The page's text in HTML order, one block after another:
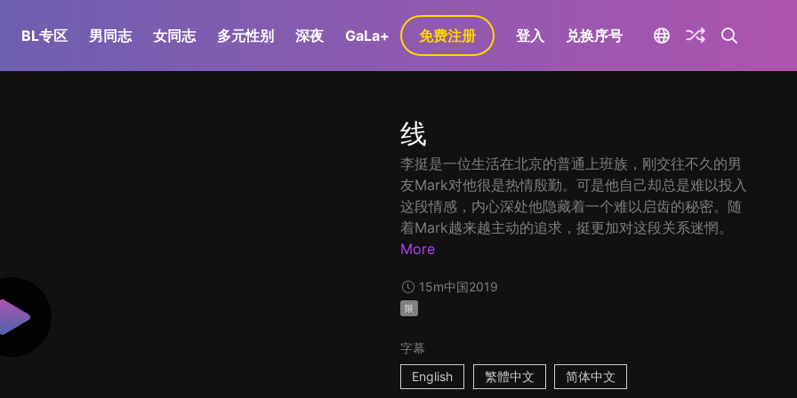
BL专区 男同志 女同志 多元性别 深夜 GaLa+ 免费注册 登入 兑换序号
线
李挺是一位生活在北京的普通上班族，刚交往不久的男
友Mark对他很是热情殷勤。可是他自己却总是难以投入
这段情感，内心深处他隐藏着一个难以启齿的秘密。随
着Mark越来越主动的追求，挺更加对这段关系迷惘。
More
15m中国2019
限
字幕
English
繁體中文 简体中文